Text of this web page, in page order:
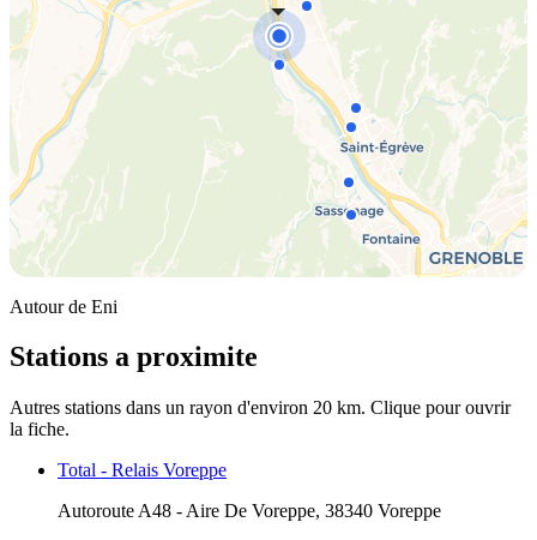
Autour de Eni
Stations a proximite
Autres stations dans un rayon d'environ 20 km. Clique pour ouvrir
la fiche.
Total - Relais Voreppe
Autoroute A48 - Aire De Voreppe, 38340 Voreppe